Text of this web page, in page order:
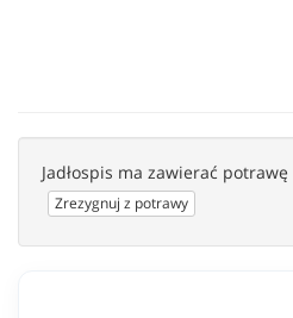
Jadłospis ma zawierać potrawę
Zrezygnuj z potrawy